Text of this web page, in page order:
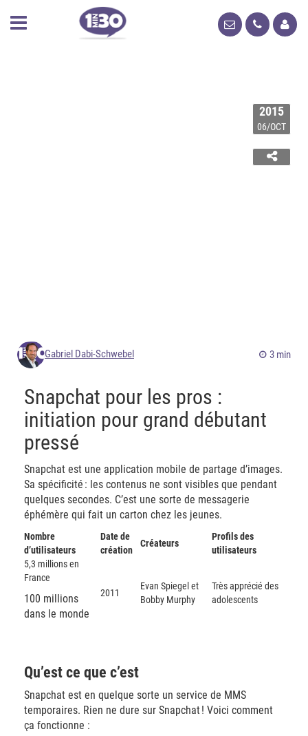
2015
06/OCT
Gabriel Dabi-Schwebel 3 min
Snapchat pour les pros :
initiation pour grand débutant
pressé
Snapchat est une application mobile de partage d’images.
Sa spécificité : les contenus ne sont visibles que pendant
quelques secondes. C’est une sorte de messagerie
éphémère qui fait un carton chez les jeunes.
Nombre
d’utilisateurs
Date de
création
Créateurs
Profils des
utilisateurs
5,3 millions en
France
100 millions
dans le monde
2011
Evan Spiegel et
Bobby Murphy
Très apprécié des
adolescents
Qu’est ce que c’est
Snapchat est en quelque sorte un service de MMS
temporaires. Rien ne dure sur Snapchat ! Voici comment
ça fonctionne :